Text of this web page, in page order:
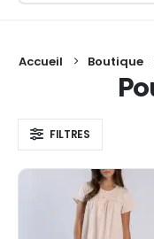
Accueil Boutique
FILTRES